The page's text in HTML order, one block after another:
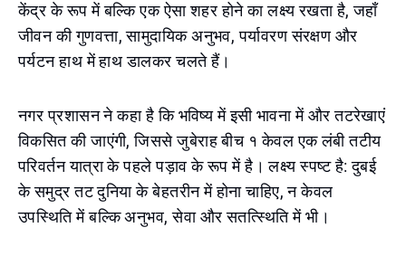
केंद्र के रूप में बल्कि एक ऐसा शहर होने का लक्ष्य रखता है, जहाँ
जीवन की गुणवत्ता, सामुदायिक अनुभव, पर्यावरण संरक्षण और
पर्यटन हाथ में हाथ डालकर चलते हैं।
नगर प्रशासन ने कहा है कि भविष्य में इसी भावना में और तटरेखाएं
विकसित की जाएंगी, जिससे जुबेराह बीच १ केवल एक लंबी तटीय
परिवर्तन यात्रा के पहले पड़ाव के रूप में है। लक्ष्य स्पष्ट है: दुबई
के समुद्र तट दुनिया के बेहतरीन में होना चाहिए, न केवल
उपस्थिति में बल्कि अनुभव, सेवा और सतत्स्थिति में भी।